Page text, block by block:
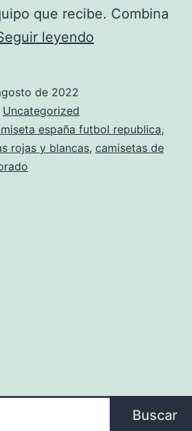
que recibe. Combina
leyendo
munich
de 2022
Uncategorized
españa futbol republica,
rojas y blancas, camisetas de
Buscar